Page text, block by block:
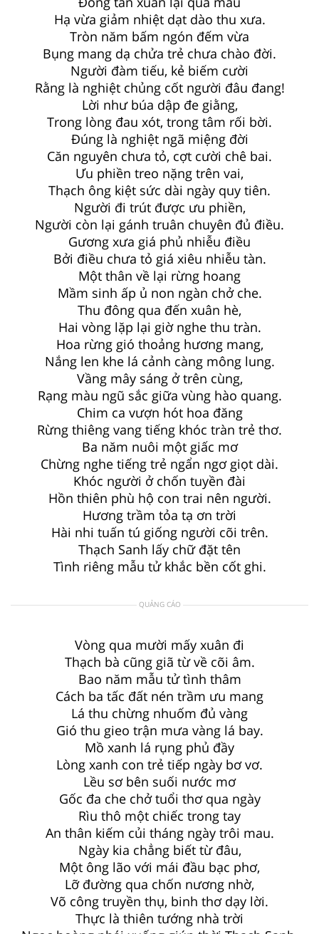
Hạ vừa giảm nhiệt dạt dào thu xưa.
Tròn năm bấm ngón đếm vừa
Bụng mang dạ chửa trẻ chưa chào đời.
Người đàm tiếu, kẻ biếm cười
Rằng là nghiệt chủng cốt người đâu đang!
Lời như búa dập đe giằng,
Trong lòng đau xót, trong tâm rối bời.
Đúng là nghiệt ngã miệng đời
Căn nguyên chưa tỏ, cợt cười chê bai.
Ưu phiền treo nặng trên vai,
Thạch ông kiệt sức dài ngày quy tiên.
Người đi trút được ưu phiền,
Người còn lại gánh truân chuyên đủ điều.
Gương xưa giá phủ nhiễu điều
Bởi điều chưa tỏ giá xiêu nhiễu tàn.
Một thân về lại rừng hoang
Mầm sinh ấp ủ non ngàn chở che.
Thu đông qua đến xuân hè,
Hai vòng lặp lại giờ nghe thu tràn.
Hoa rừng gió thoảng hương mang,
Nắng len khe lá cảnh càng mông lung.
Vầng mây sáng ở trên cùng,
Rạng màu ngũ sắc giữa vùng hào quang.
Chim ca vượn hót hoa đăng
Rừng thiêng vang tiếng khóc tràn trẻ thơ.
Ba năm nuôi một giấc mơ
Chừng nghe tiếng trẻ ngẩn ngơ giọt dài.
Khóc người ở chốn tuyền đài
Hồn thiên phù hộ con trai nên người.
Hương trầm tỏa tạ ơn trời
Hài nhi tuấn tú giống người cõi trên.
Thạch Sanh lấy chữ đặt tên
Tình riêng mẫu tử khắc bền cốt ghi.
QUẢNG CÁO
Vòng qua mười mấy xuân đi
Thạch bà cũng giã từ về cõi âm.
Bao năm mẫu tử tình thâm
Cách ba tấc đất nén trầm ưu mang
Lá thu chừng nhuốm đủ vàng
Gió thu gieo trận mưa vàng lá bay.
Mồ xanh lá rụng phủ đầy
Lòng xanh con trẻ tiếp ngày bơ vơ.
Lều sơ bên suối nước mơ
Gốc đa che chở tuổi thơ qua ngày
Rìu thô một chiếc trong tay
An thân kiếm củi tháng ngày trôi mau.
Ngày kia chẳng biết từ đâu,
Một ông lão với mái đầu bạc phơ,
Lỡ đường qua chốn nương nhờ,
Võ công truyền thụ, binh thơ dạy lời.
Thực là thiên tướng nhà trời